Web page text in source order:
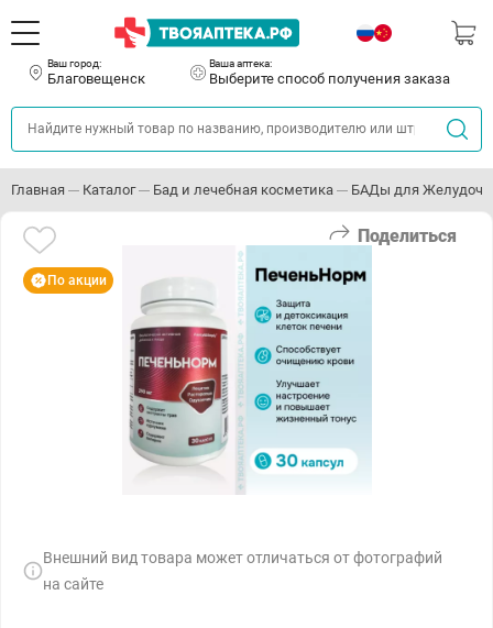
Ваш город:
Благовещенск
Ваша аптека:
Выберите способ получения заказа
Главная Каталог Бад и лечебная косметика БАДы для
Поделиться
По акции
Внешний вид товара может отличаться от фотографий
на сайте